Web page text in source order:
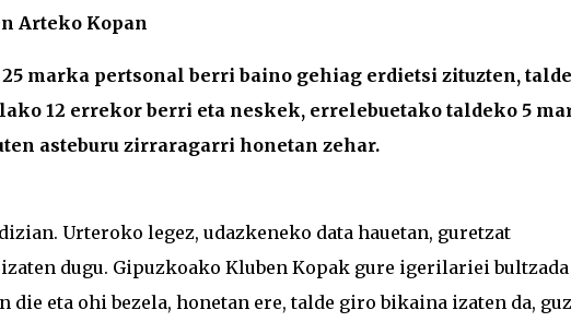
Arteko Kopan
marka pertsonal berri baino gehiag erdietsi zituzten,
12 errekor berri eta neskek, errelebuetako taldeko 5
asteburu zirraragarri honetan zehar.
Urteroko legez, udazkeneko data hauetan, guretzat
dugu. Gipuzkoako Kluben Kopak gure igerilariei bultzada
die eta ohi bezela, honetan ere, talde giro bikaina izaten da,